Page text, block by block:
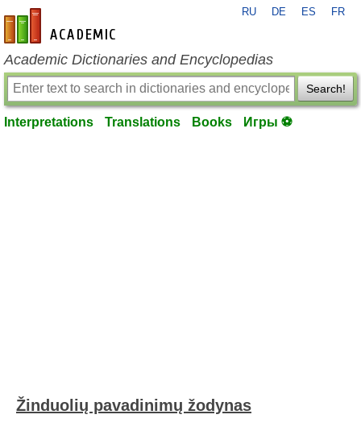
en-academic.com
RU DE ES FR
Academic Dictionaries and Encyclopedias
Search!
Interpretations Translations Books Игры ⚽
Žinduolių pavadinimų žodynas